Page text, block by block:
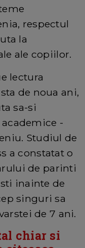
respectul
la
ale copiilor.
lectura
de noua ani,
sa-si
-
Studiul de
a constatat o
de parinti
inainte de
singuri sa
de 7 ani.
chiar si